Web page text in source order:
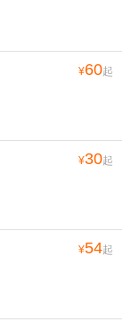
¥60起
¥30起
¥54起